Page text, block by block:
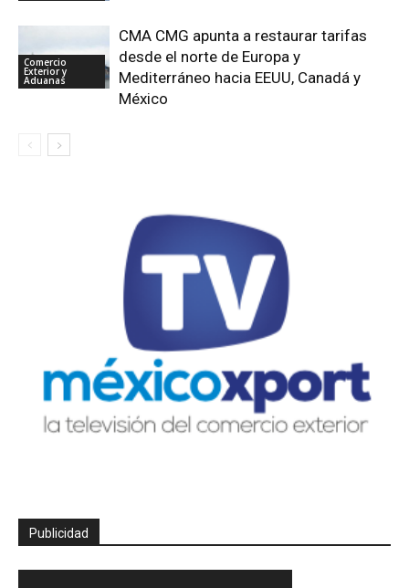
Comercio
Exterior y
Aduanas
CMA CMG apunta a restaurar tarifas
desde el norte de Europa y
Mediterráneo hacia EEUU, Canadá y
México
Publicidad